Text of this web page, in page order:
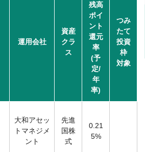
運用会社
資産
クラ
ス
残高
ポイ
ント
還元
率
(予
定/
年
率)
つみ
たて
投資
枠
対象
大和アセッ
トマネジメ
ント
先進
国株
式
0.21
5%